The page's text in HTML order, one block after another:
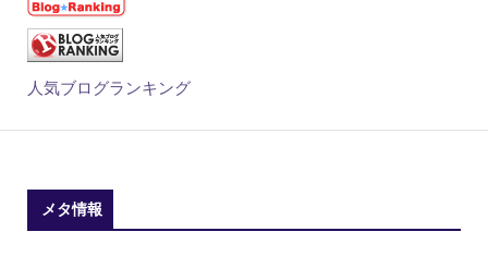
人気ブログランキング
メタ情報